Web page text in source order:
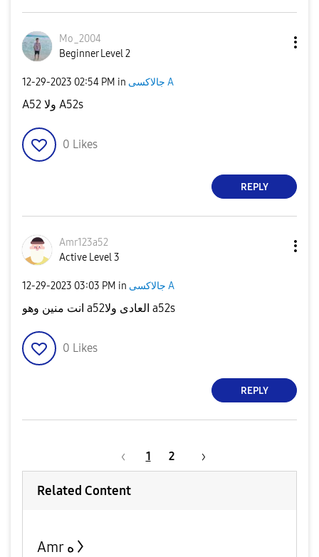
Mo_2004
Beginner Level 2
‎12-29-2023 02:54 PM in جالاكسى A
A52 ولا A52s
0 Likes
REPLY
Amr123a52
Active Level 3
‎12-29-2023 03:03 PM in جالاكسى A
انت منين وهو a52العادى ولا a52s
0 Likes
REPLY
1 2
Related Content
Amr ه